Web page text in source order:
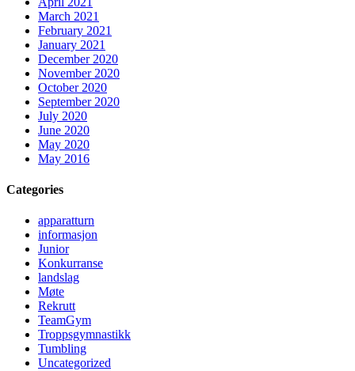
March 2021
February 2021
January 2021
December 2020
November 2020
October 2020
September 2020
July 2020
June 2020
May 2020
May 2016
Categories
apparatturn
informasjon
Junior
Konkurranse
landslag
Møte
Rekrutt
TeamGym
Troppsgymnastikk
Tumbling
Uncategorized